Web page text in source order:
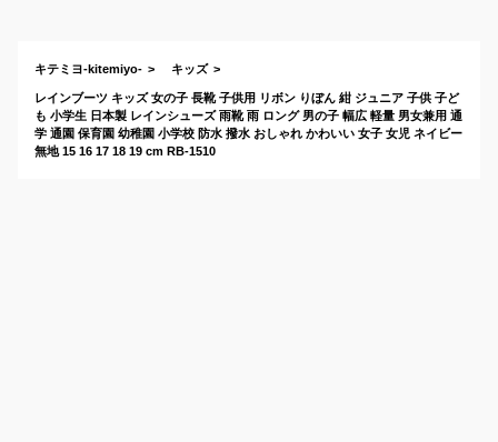
キテミヨ-kitemiyo- キッズ
レインブーツ キッズ 女の子 長靴 子供用 リボン りぼん 紺 ジュニア 子供 子ど
も 小学生 日本製 レインシューズ 雨靴 雨 ロング 男の子 幅広 軽量 男女兼用 通
学 通園 保育園 幼稚園 小学校 防水 撥水 おしゃれ かわいい 女子 女児 ネイビー
無地 15 16 17 18 19 cm RB-1510